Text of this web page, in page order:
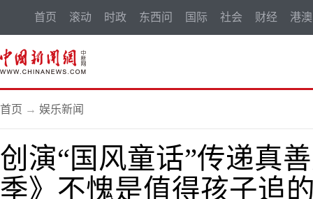
首页 滚动 时政 东西问 国际 社会 财经 港澳
首页 → 娱乐新闻
创演“国风童话”传递真
季》不愧是值得孩子追